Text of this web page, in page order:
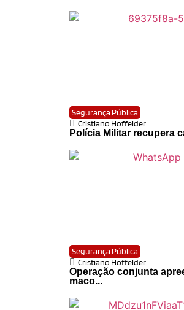
Segurança Pública
Cristiano Hoffelder
Polícia Militar recupera
Segurança Pública
Cristiano Hoffelder
Operação conjunta
maco...